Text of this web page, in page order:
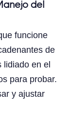
del
funcione
de
lidiado en el
para probar.
y ajustar